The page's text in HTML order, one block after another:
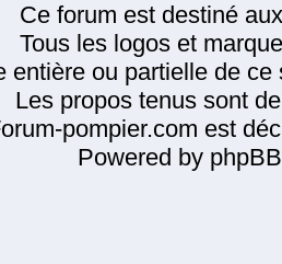
Ce forum est destiné
Tous les logos et
entière ou partielle de
Les propos tenus sont
pompier.com est
Powered by